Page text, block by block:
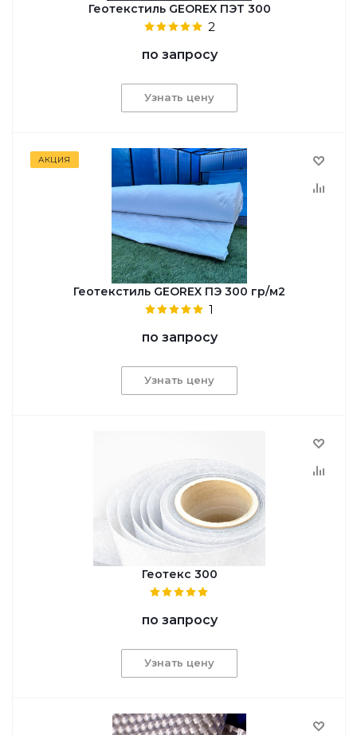
Геотекстиль GEОREX ПЭТ 300
2
по запросу
Узнать цену
АКЦИЯ
Геотекстиль GEOREX ПЭ 300 гр/м2
1
по запросу
Узнать цену
Геотекс 300
по запросу
Узнать цену